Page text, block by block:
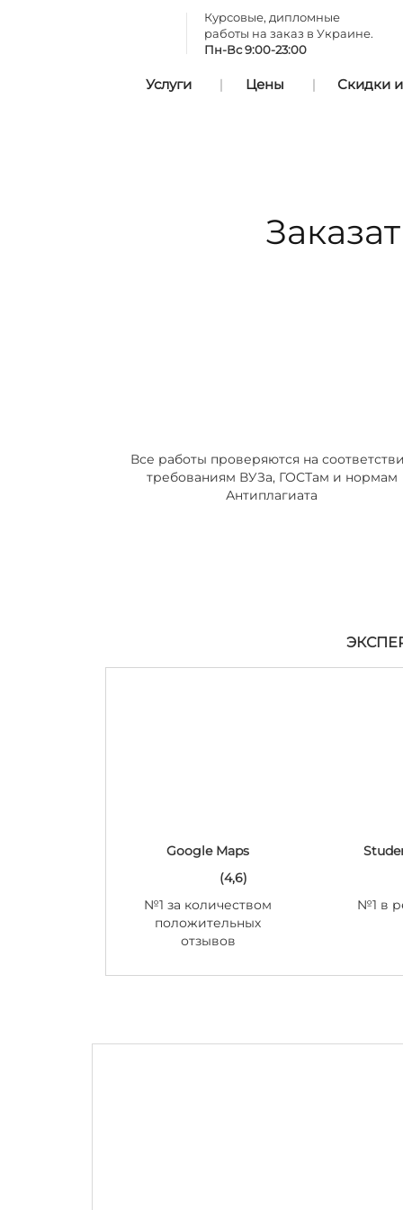
Курсовые, дипломные
работы на заказ в Украине.
Пн-Вс 9:00-23:00
Услуги Цены Скидки
Все работы проверяются на
требованиям ВУЗа, ГОСТам и нормам
Антиплагиата
Google Maps
(4,6)
№1 за количеством
положительных
отзывов
№1 в